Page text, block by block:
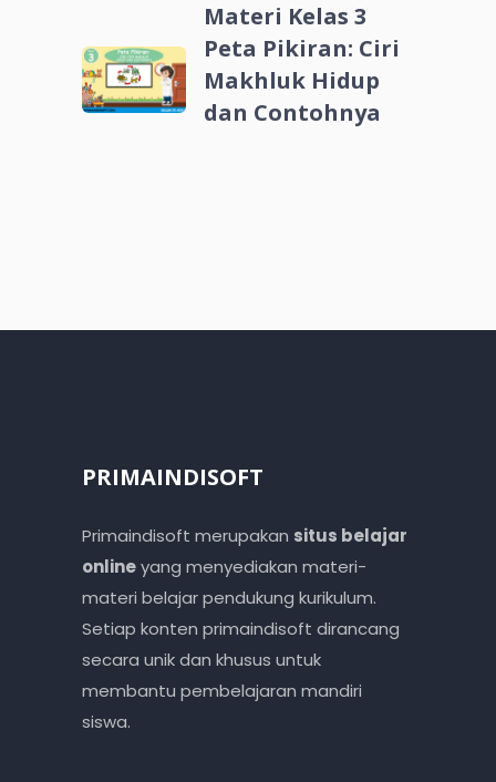
Materi Kelas 3
Peta Pikiran: Ciri
Makhluk Hidup
dan Contohnya
PRIMAINDISOFT
Primaindisoft merupakan situs belajar
onlineyang menyediakan materi-
materi belajar pendukung kurikulum.
Setiap konten primaindisoft dirancang
secara unik dan khusus untuk
membantu pembelajaran mandiri
siswa.